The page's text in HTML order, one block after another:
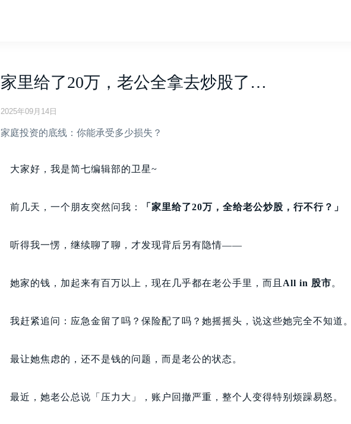
家里给了20万，老公全拿去炒股了…
2025年09月14日
家庭投资的底线：你能承受多少损失？
大家好，我是简七编辑部的卫星~
前几天，一个朋友突然问我： 「家里给了20万，全给老公炒股，行不行？」
听得我一愣，继续聊了聊，才发现背后另有隐情——
她家的钱，加起来有百万以上，现在几乎都在老公手里，而且 All in 股市。
我赶紧追问：应急金留了吗？保险配了吗？她摇摇头，说这些她完全不知道。
最让她焦虑的，还不是钱的问题，而是老公的状态。
最近，她老公总说「压力大」，账户回撤严重，整个人变得特别烦躁易怒。